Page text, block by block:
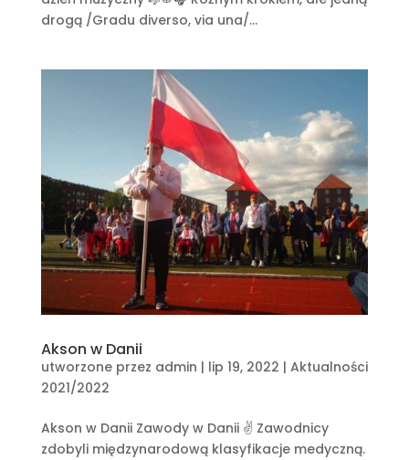
drogą /Gradu diverso, via una/...
Akson w Danii
utworzone przez admin | lip 19, 2022 | Aktualności
2021/2022
Akson w Danii Zawody w Danii ✌️ Zawodnicy
zdobyli międzynarodową klasyfikacje medyczną.